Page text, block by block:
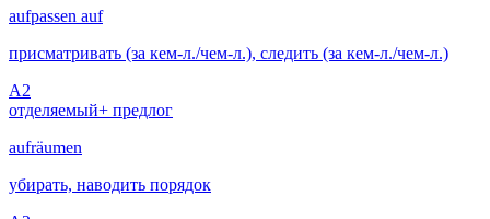
aufpassen auf
присматривать (за кем-л./чем-л.), следить (за кем-л./чем-л.)
A2
отделяемый+ предлог
aufräumen
убирать, наводить порядок